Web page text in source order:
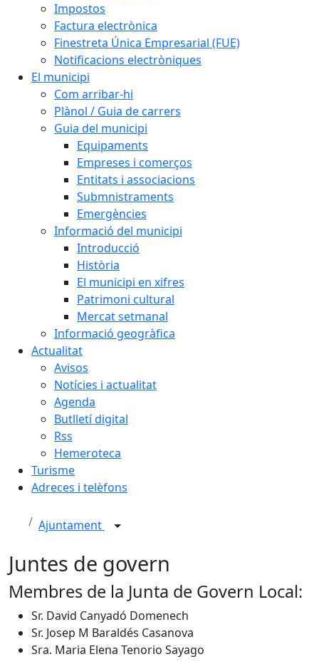
Impostos
Factura electrònica
Finestreta Única Empresarial (FUE)
Notificacions electròniques
El municipi
Com arribar-hi
Plànol / Guia de carrers
Guia del municipi
Equipaments
Empreses i comerços
Entitats i associacions
Submnistraments
Emergències
Informació del municipi
Introducció
Història
El municipi en xifres
Patrimoni cultural
Mercat setmanal
Informació geogràfica
Actualitat
Avisos
Notícies i actualitat
Agenda
Butlletí digital
Rss
Hemeroteca
Turisme
Adreces i telèfons
Ajuntament
Juntes de govern
Membres de la Junta de Govern Local:
Sr. David Canyadó Domenech
Sr. Josep M Baraldés Casanova
Sra. Maria Elena Tenorio Sayago